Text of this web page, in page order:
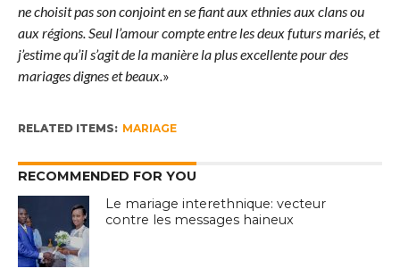
ne choisit pas son conjoint en se fiant aux ethnies aux clans ou
aux régions. Seul l’amour compte entre les deux futurs mariés, et
j’estime qu’il s’agit de la manière la plus excellente pour des
mariages dignes et beaux.»
RELATED ITEMS: MARIAGE
RECOMMENDED FOR YOU
Le mariage interethnique: vecteur
contre les messages haineux